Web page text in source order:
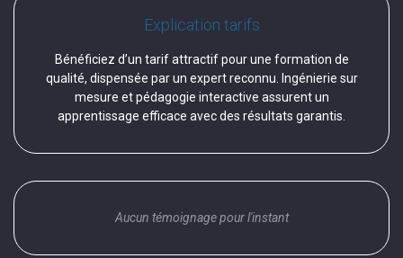
Explication tarifs
Bénéficiez d’un tarif attractif pour une formation de
qualité, dispensée par un expert reconnu. Ingénierie sur
mesure et pédagogie interactive assurent un
apprentissage efficace avec des résultats garantis.
Aucun témoignage pour l'instant